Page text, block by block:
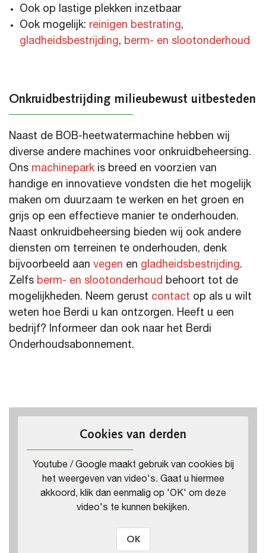
Ook op lastige plekken inzetbaar
Ook mogelijk: reinigen bestrating,
gladheidsbestrijding, berm- en slootonderhoud
Onkruidbestrijding milieubewust uitbesteden
Naast de BOB-heetwatermachine hebben wij
diverse andere machines voor onkruidbeheersing.
Ons machinepark is breed en voorzien van
handige en innovatieve vondsten die het mogelijk
maken om duurzaam te werken en het groen en
grijs op een effectieve manier te onderhouden.
Naast onkruidbeheersing bieden wij ook andere
diensten om terreinen te onderhouden, denk
bijvoorbeeld aan vegen en gladheidsbestrijding.
Zelfs berm- en slootonderhoud behoort tot de
mogelijkheden. Neem gerust contact op als u wilt
weten hoe Berdi u kan ontzorgen. Heeft u een
bedrijf? Informeer dan ook naar het Berdi
Onderhoudsabonnement.
Cookies van derden
Youtube / Google maakt gebruik van cookies bij
het weergeven van video's. Gaat u hiermee
akkoord, klik dan eenmalig op 'OK' om deze
video's te kunnen bekijken.
OK